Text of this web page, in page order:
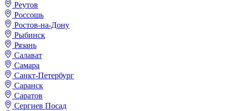
Реутов
Россошь
Ростов-на-Дону
Рыбинск
Рязань
Салават
Самара
Санкт-Петербург
Саранск
Саратов
Сергиев Посад